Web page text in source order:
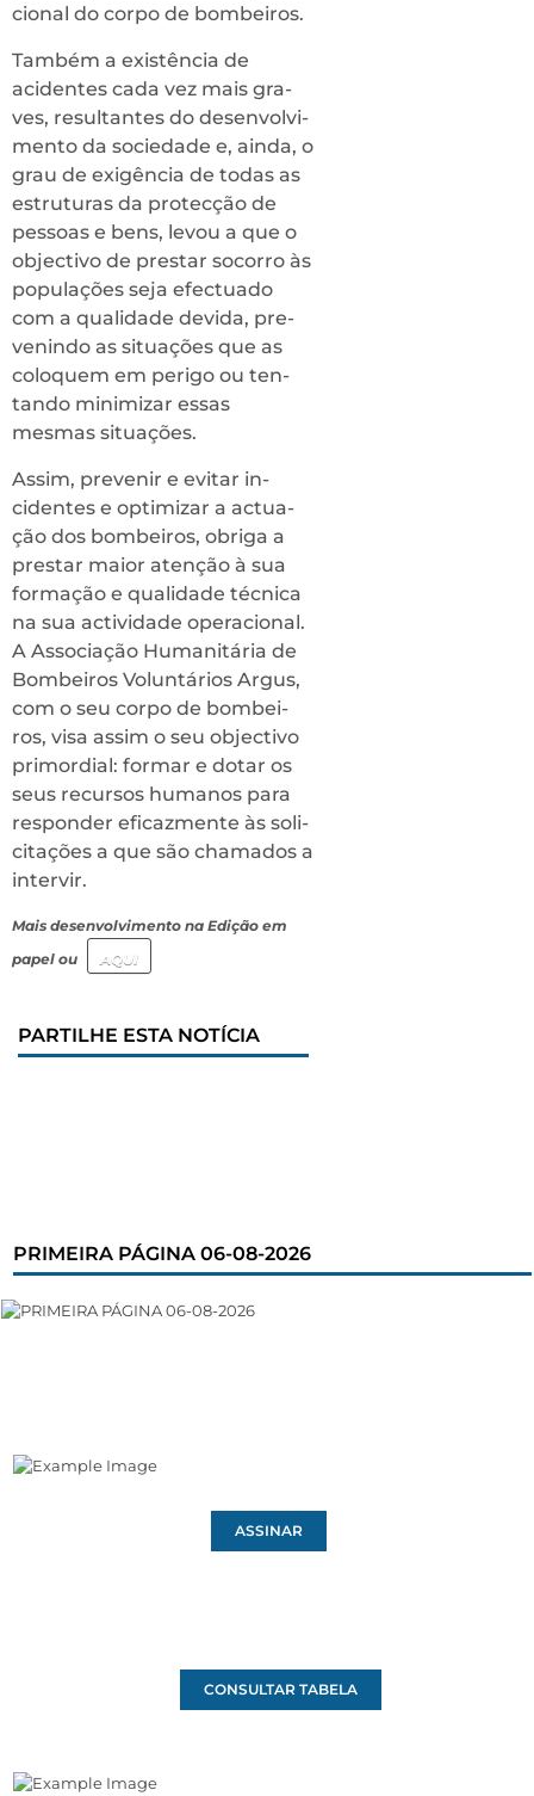
cional do corpo de bombeiros.
Também a existência de
acidentes cada vez mais gra­
ves, resultantes do desenvolvi­
mento da sociedade e, ainda, o
grau de exigência de todas as
estruturas da protecção de
pessoas e bens, levou a que o
objectivo de prestar socorro às
populações seja efectuado
com a qualidade devida, pre­
venindo as situações que as
coloquem em perigo ou ten­
tando minimizar essas
mesmas situações.
Assim, prevenir e evitar in­
cidentes e optimizar a actua­
ção dos bombeiros, obriga a
prestar maior atenção à sua
formação e qualidade técnica
na sua actividade operacional.
A Associação Humanitária de
Bombeiros Voluntários Argus,
com o seu corpo de bombei­
ros, visa assim o seu objectivo
primordial: formar e dotar os
seus recursos humanos para
responder eficazmente às soli­
citações a que são chamados a
intervir.
Mais desenvolvimento na Edição em
papel ou
AQUI
PARTILHE ESTA NOTÍCIA
PRIMEIRA PÁGINA 06-08-2026
ASSINAR
CONSULTAR TABELA